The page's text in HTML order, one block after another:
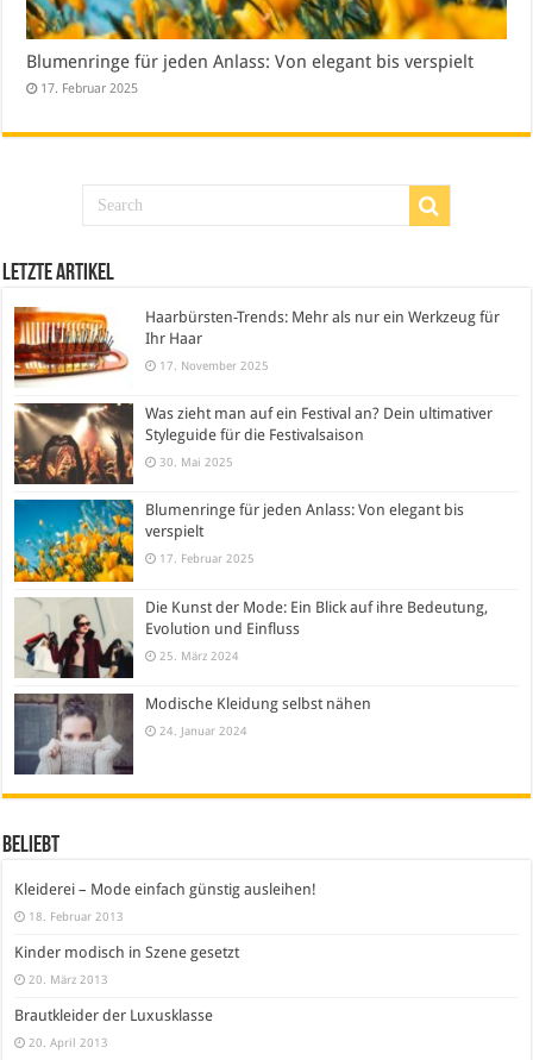
Blumenringe für jeden Anlass: Von elegant bis verspielt
17. Februar 2025
Letzte Artikel
Haarbürsten-Trends: Mehr als nur ein Werkzeug für
Ihr Haar
17. November 2025
Was zieht man auf ein Festival an? Dein ultimativer
Styleguide für die Festivalsaison
30. Mai 2025
Blumenringe für jeden Anlass: Von elegant bis
verspielt
17. Februar 2025
Die Kunst der Mode: Ein Blick auf ihre Bedeutung,
Evolution und Einfluss
25. März 2024
Modische Kleidung selbst nähen
24. Januar 2024
Beliebt
Kleiderei – Mode einfach günstig ausleihen!
18. Februar 2013
Kinder modisch in Szene gesetzt
20. März 2013
Brautkleider der Luxusklasse
20. April 2013